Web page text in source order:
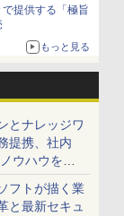
提供する「極旨
もっと見る
とナレッジワ
提携、社内
ウハウを生
記録 for
へ
フトが描く業
と最新セキュ